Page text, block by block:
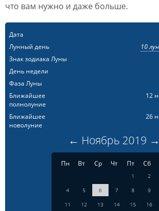
что вам нужно и даже больше.
Дата
Лунный день
10
Знак зодиака Луны
День недели
Фаза Луны
Ближайшее
полнолуние
12
Ближайшее
новолуние
26
← Ноябрь 2019 →
Пн Вт Ср Чт Пт Сб
1 2
4
5 6 7 8 9
11
12 13 14 15 16